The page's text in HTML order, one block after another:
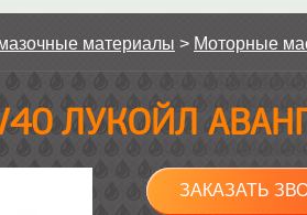
материалы > Моторные
ЛУКОЙЛ
ЗАКАЗАТЬ